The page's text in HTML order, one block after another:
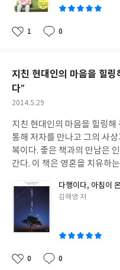
나님의 사랑을 믿고 받아들이
3p)" 그렇다. 사랑은 두려움
다. 하나님의 사랑과 그분의
나...라고 생각했었다. 하지만
다. 그 아이가 얘기했던 엄격
이런 결과까지 가져오게 되
를 만나 치료되기를 간절히
다.1부에 '성격이란무엇인가'
기제(억압,이타주의,승화,유
반동형성.동일화.투사.부정.
들었던 내용들이 새록새록
는 것 같았다. 또한 문체가 구
다. 2부는 성격 장애의 11가지 유형에
그림을 통해 자칫 어려울 수
동네 할아버지가 이야기해주
며 실제 인물을 놓고 좀더 깊
부에는 "성격으로 본 성경 인
무 억지같은 얘기도 있다.화
버지가 자신을 죽이려 했으
물을 3개나 빼앗겨도 피해다
리가 있다. 재밌게 읽었다. 그
좋
1
댓
0
작
지친 현대인의 마음을 힐
다”
작
일
2014.5.29
지친 현대인의 마음을 힐링해
통해 저자를 만나고 그의 사
복이다. 좋은 책과의 만남은
간다. 이 책은 영혼을 치유하
는 지친 현대인의 마음을 다
고, 웃기도 하며 아주 천천히,
에 한두 챕터씩 이 책을 읽었
지는 것을 느꼈다. 김해영 선교사. 123센티미터의 작은 거인으로,
몇 년 전, 김미경쇼에 출연하
유학을 가고, 학위를 마친 후,
다행이다, 아침이
글
김해영 저
좋
0
댓
0
작